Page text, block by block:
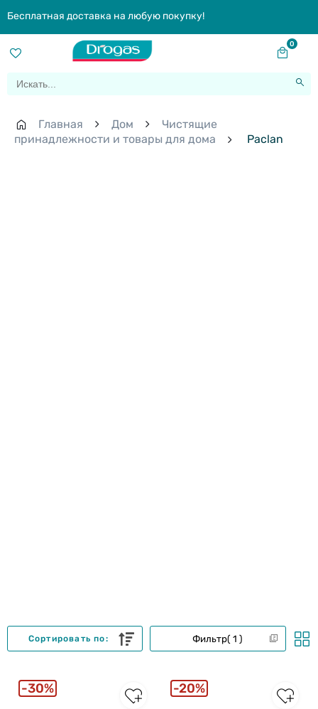
Бесплатная доставка на любую покупку!
0
Главная Дом
Чистящие
принадлежности и товары для дома
Paclan
Фильтр 1
Сортировать по:
30% 20%